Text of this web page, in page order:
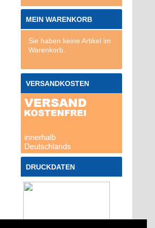
MEIN WARENKORB
Sie haben keine Artikel im
Warenkorb.
VERSANDKOSTEN
DRUCKDATEN